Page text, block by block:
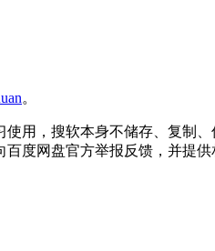
。
用，搜软本身不储存、复制
度网盘官方举报反馈，并提